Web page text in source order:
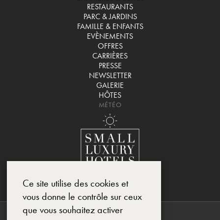
RESTAURANTS
PARC & JARDINS
FAMILLE & ENFANTS
EVÈNEMENTS
OFFRES
CARRIÈRES
PRESSE
NEWSLETTER
GALERIE
HÔTES
MÉTÉO
Ce site utilise des cookies et
vous donne le contrôle sur ceux
que vous souhaitez activer